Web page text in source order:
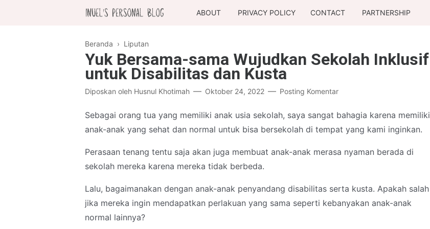
ABOUT PRIVACY POLICY CONTACT PARTNERSHIP
Beranda › Liputan
Yuk Bersama-sama Wujudkan Sekolah Inklusif
untuk Disabilitas dan Kusta
Diposkan oleh Husnul Khotimah Oktober 24, 2022 Posting Komentar
Sebagai orang tua yang memiliki anak usia sekolah, saya sangat bahagia karena memiliki
anak-anak yang sehat dan normal untuk bisa bersekolah di tempat yang kami inginkan.
Perasaan tenang tentu saja akan juga membuat anak-anak merasa nyaman berada di
sekolah mereka karena mereka tidak berbeda.
Lalu, bagaimanakan dengan anak-anak penyandang disabilitas serta kusta. Apakah salah
jika mereka ingin mendapatkan perlakuan yang sama seperti kebanyakan anak-anak
normal lainnya?